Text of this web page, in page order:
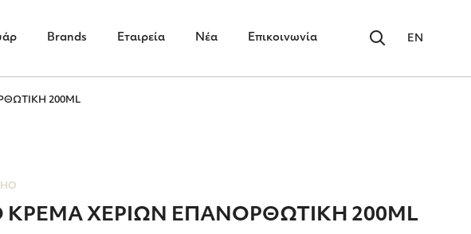
Brands Εταιρεία Νέα Επικοινωνία EN
200ML
ΚΡΕΜΑ ΧΕΡΙΩΝ ΕΠΑΝΟΡΘΩΤΙΚΗ 200ML